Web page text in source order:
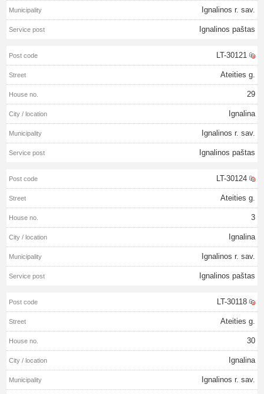
Ignalinos r. sav.
Ignalinos paštas
LT-30121
Ateities g.
29
Ignalina
Ignalinos r. sav.
Ignalinos paštas
LT-30124
Ateities g.
3
Ignalina
Ignalinos r. sav.
Ignalinos paštas
LT-30118
Ateities g.
30
Ignalina
Ignalinos r. sav.